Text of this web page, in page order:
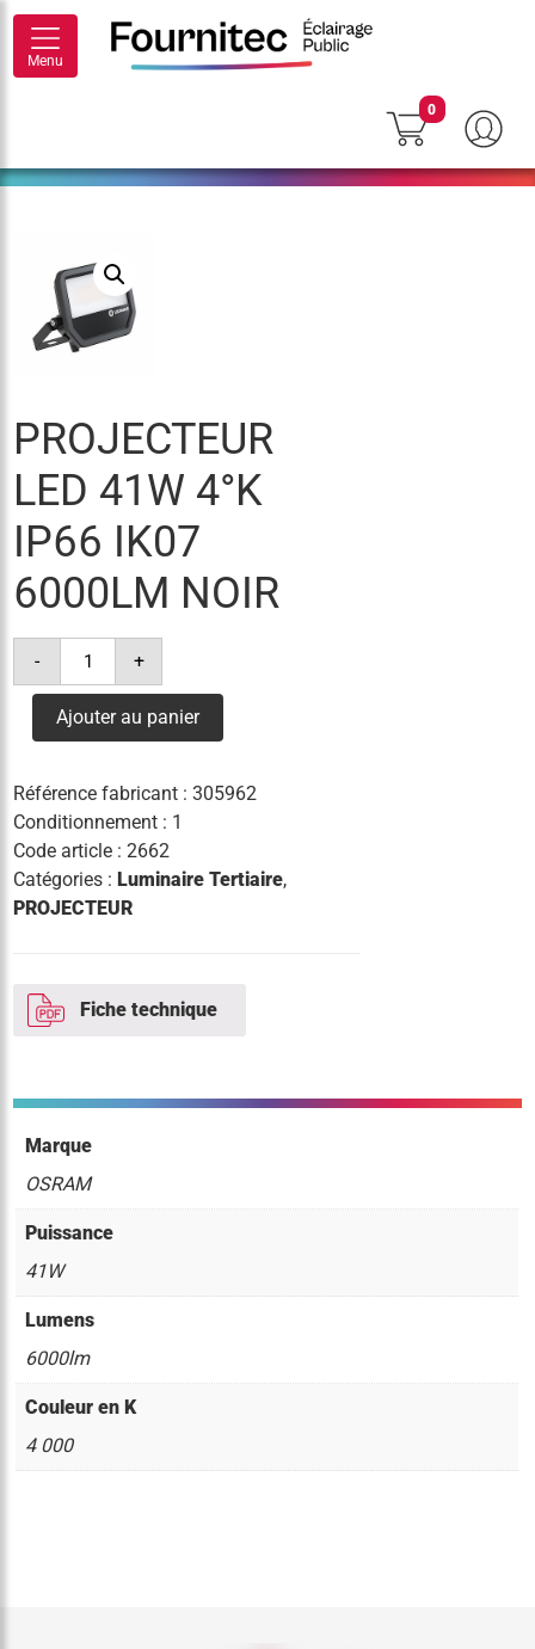
Menu
0
PROJECTEUR
LED 41W 4°K
IP66 IK07
6000LM NOIR
-
quantité
projecteur
41w
4°k
6000lm
noir
+
Ajouter au panier
Référence fabricant :305962
Conditionnement : 1
Code article :2662
Catégories :Luminaire Tertiaire,
PROJECTEUR
Fiche technique
Marque
OSRAM
Puissance
41W
Lumens
6000lm
Couleur en K
4 000